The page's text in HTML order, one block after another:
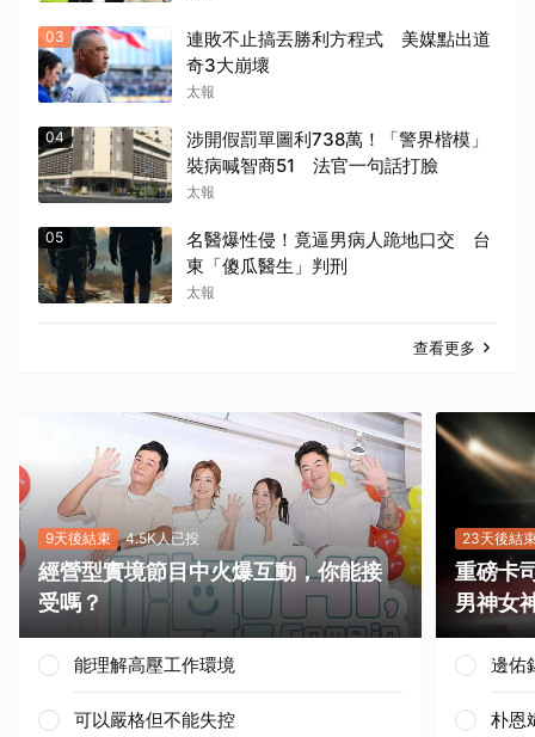
03
連敗不止搞丟勝利方程式 美媒點出道
奇3大崩壞
太報
04
涉開假罰單圖利738萬！「警界楷模」
裝病喊智商51 法官一句話打臉
太報
05
名醫爆性侵！竟逼男病人跪地口交 台
東「傻瓜醫生」判刑
太報
查看更多
9天後結束 4.5K人已投
經營型實境節目中火爆互動，你能接
受嗎？
能理解高壓工作環境
可以嚴格但不能失控
23天後結
重磅卡
男神女
邊佑
朴恩